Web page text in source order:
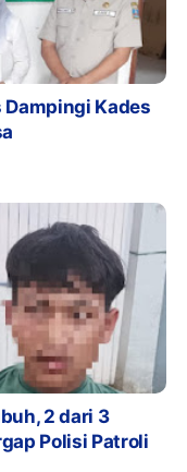
Kades
2 dari 3
Polisi Patroli